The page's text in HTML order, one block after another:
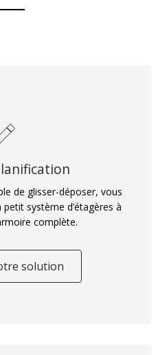
de glisser-déposer, vous
système d’étagères à
complète.
solution